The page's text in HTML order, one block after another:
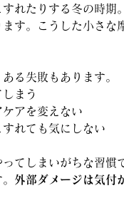
れたりする冬の時
す。こうした小さ
る失敗もあります。
まう
アを変えない
れても気にしない
てしまいがちな習
外部ダメージは気付